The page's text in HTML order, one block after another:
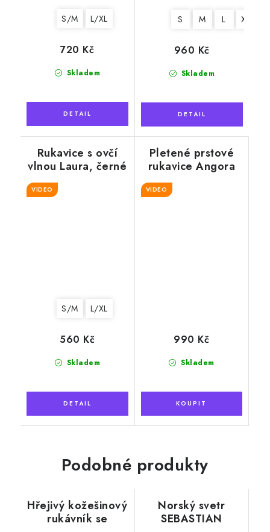
S/M L/XL
Skladem
720 Kč
S M L XL
Skladem
960 Kč
Rukavice s ovčí
vlnou Laura, černé
VIDEO
S/M L/XL
Skladem
560 Kč
Pletené prstové
rukavice Angora
VIDEO
Skladem
990 Kč
Podobné produkty
Hřejivý kožešinový
rukávník se
Norský svetr
SEBASTIAN